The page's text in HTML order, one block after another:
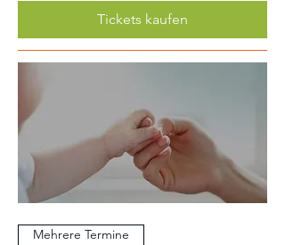
Tickets kaufen
Mehrere Termine